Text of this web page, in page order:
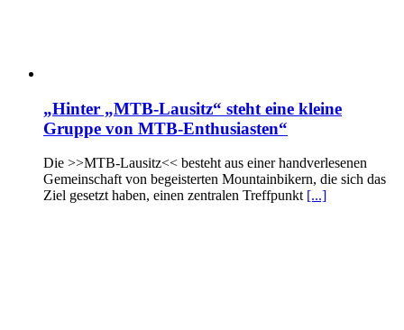
„Hinter „MTB-Lausitz“ steht eine kleine
Gruppe von MTB-Enthusiasten“
Die >>MTB-Lausitz<< besteht aus einer handverlesenen
Gemeinschaft von begeisterten Mountainbikern, die sich das
Ziel gesetzt haben, einen zentralen Treffpunkt [...]